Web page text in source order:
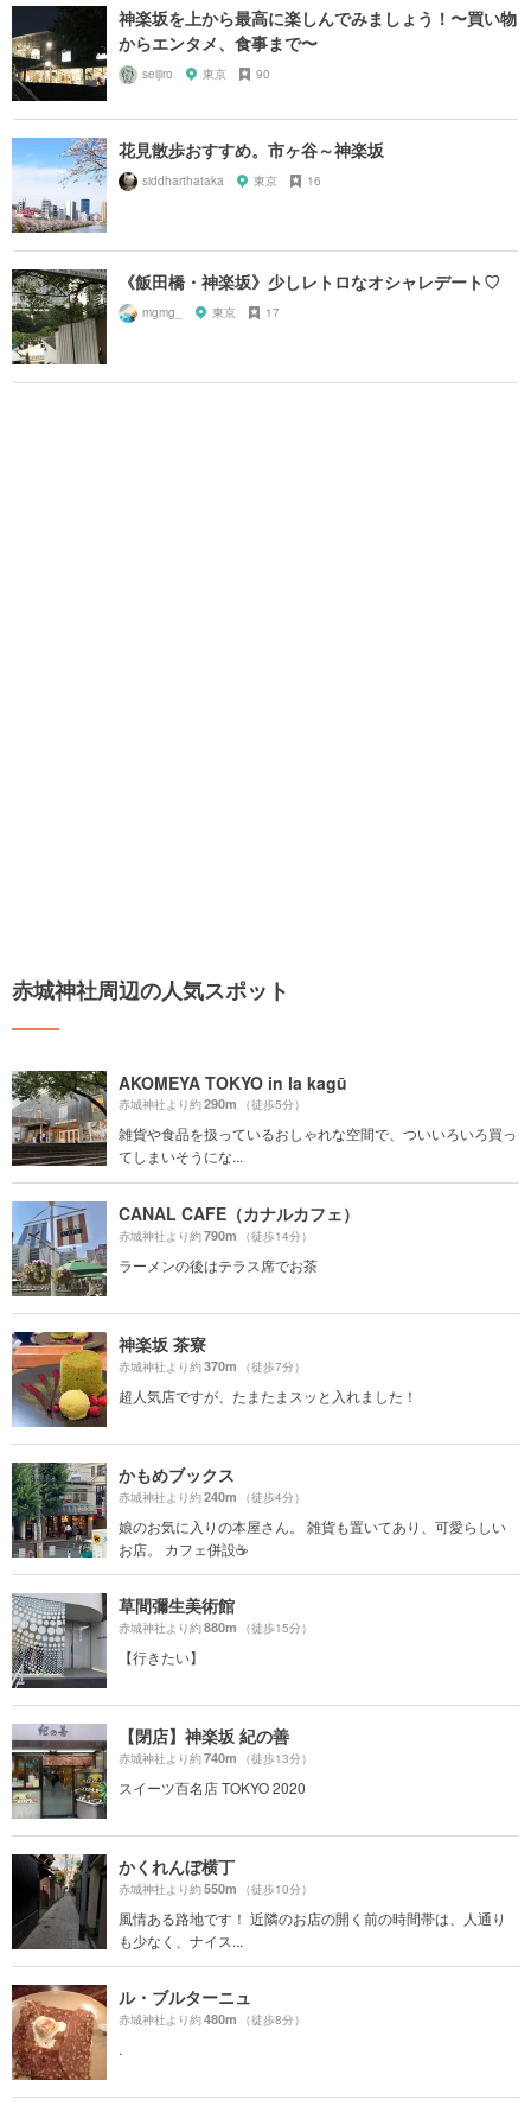
神楽坂を上から最高に楽しんでみましょう！〜買い物
からエンタメ、食事まで〜
seijiro 東京 90
花見散歩おすすめ。市ヶ谷～神楽坂
siddharthataka 東京 16
《飯田橋・神楽坂》少しレトロなオシャレデート♡
mgmg_ 東京 17
赤城神社周辺の人気スポット
AKOMEYA TOKYO in la kagū
赤城神社より約290m （徒歩5分）
雑貨や食品を扱っているおしゃれな空間で、ついいろいろ買っ
てしまいそうにな...
CANAL CAFE（カナルカフェ）
赤城神社より約790m （徒歩14分）
ラーメンの後はテラス席でお茶
神楽坂 茶寮
赤城神社より約370m （徒歩7分）
超人気店ですが、たまたまスッと入れました！
かもめブックス
赤城神社より約240m （徒歩4分）
娘のお気に入りの本屋さん。 雑貨も置いてあり、可愛らしい
お店。 カフェ併設☕️
草間彌生美術館
赤城神社より約880m （徒歩15分）
【行きたい】
【閉店】神楽坂 紀の善
赤城神社より約740m （徒歩13分）
スイーツ百名店 TOKYO 2020
かくれんぼ横丁
赤城神社より約550m （徒歩10分）
風情ある路地です！ 近隣のお店の開く前の時間帯は、人通り
も少なく、ナイス...
ル・ブルターニュ
赤城神社より約480m （徒歩8分）
.